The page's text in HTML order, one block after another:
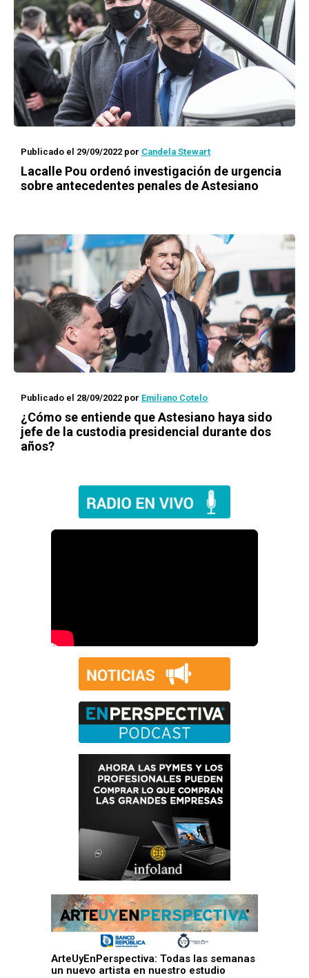
Publicado el 29/09/2022 por Candela Stewart
Lacalle Pou ordenó investigación de urgencia
sobre antecedentes penales de Astesiano
Publicado el 28/09/2022 por Emiliano Cotelo
¿Cómo se entiende que Astesiano haya sido
jefe de la custodia presidencial durante dos
años?
ArteUyEnPerspectiva: Todas las semanas
un nuevo artista en nuestro estudio